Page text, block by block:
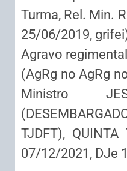
Turma, Rel. Min.
25/06/2019,
Agravo
(AgRg no AgRg
Ministro
TJDFT),
07/12/2021, DJe